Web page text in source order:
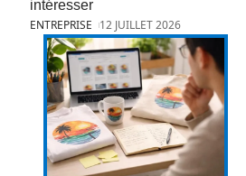
intéresser
ENTREPRISE 12 JUILLET 2026